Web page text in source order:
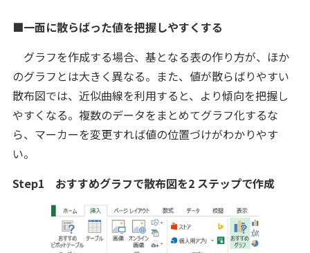
■一面に散らばった値を把握しやすくする
グラフを作成する場合、基となる表の作り方が、ほか
のグラフとは大きく異なる。また、値が散らばりやすい
散布図では、近似曲線を利用すると、より傾向を把握し
やすくなる。複数のデータをまとめてグラフ化するな
ら、マーカーを変更すれば値の位置づけがわかりやす
い。
Step1 おすすめグラフで散布図を2 ステップで作成